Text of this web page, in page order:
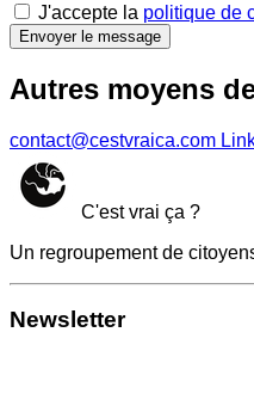
J'accepte la politique de
Envoyer le message
Autres moyens
contact@cestvraica.com
C'est vrai ça ?
Un regroupement de
Newsletter